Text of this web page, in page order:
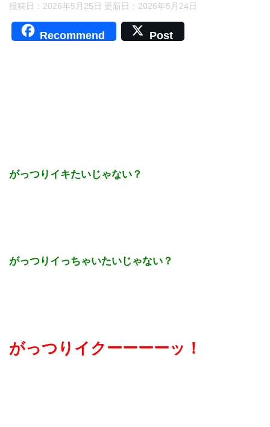
投稿日：2026年5月25日 更新日： 2026年5月24日
Recommend Post
がっつりイキたいじゃない？
がっつりイっちゃいたいじゃない？
がっつりイクーーーーッ！